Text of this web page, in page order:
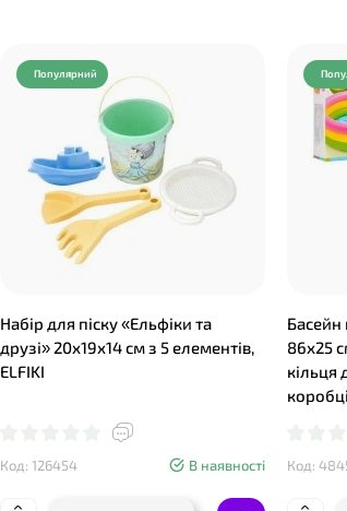
Популярний
Набір для піску «Ельфіки та
друзі» 20х19х14 см з 5 елементів,
ELFIKI
Код: 126454 В наявності
Басейн
86х25
кільця
Код: